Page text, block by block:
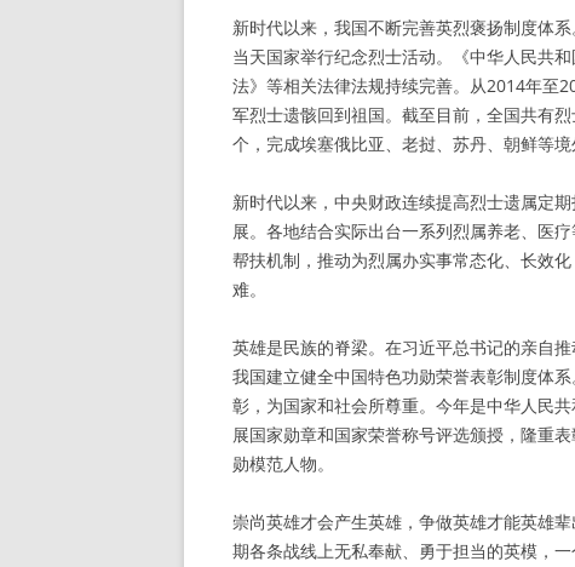
新时代以来，我国不断完善英烈褒扬制度体
当天国家举行纪念烈士活动。《中华人民共
法》等相关法律法规持续完善。从2014年至
军烈士遗骸回到祖国。截至目前，全国共有
个，完成埃塞俄比亚、老挝、苏丹、朝鲜等境
新时代以来，中央财政连续提高烈士遗属定
展。各地结合实际出台一系列烈属养老、医
帮扶机制，推动为烈属办实事常态化、长效
难。
英雄是民族的脊梁。在习近平总书记的亲自
我国建立健全中国特色功勋荣誉表彰制度体
彰，为国家和社会所尊重。今年是中华人民
展国家勋章和国家荣誉称号评选颁授，隆重
勋模范人物。
崇尚英雄才会产生英雄，争做英雄才能英雄
期各条战线上无私奉献、勇于担当的英模，